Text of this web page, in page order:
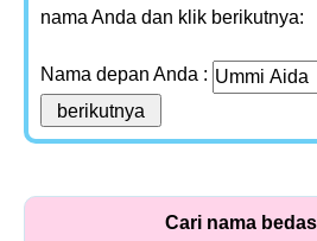
nama Anda dan klik berikutnya:
Nama depan Anda :
Cari nama